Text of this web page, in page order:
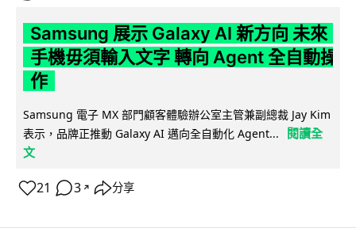
Samsung 展示 Galaxy AI 新方向 未來
手機毋須輸入文字 轉向 Agent 全自動操
作
Samsung 電子 MX 部門顧客體驗辦公室主管兼副總裁 Jay Kim
表示，品牌正推動 Galaxy AI 邁向全自動化 Agent...
閱讀全
文
21 3 ↗ 分享